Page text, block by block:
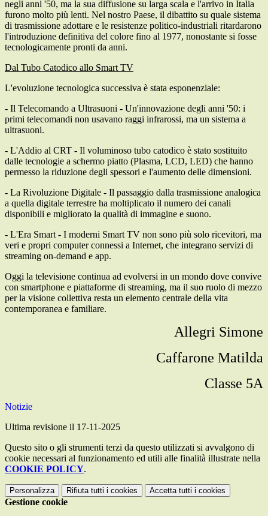
negli anni '50, ma la sua diffusione su larga scala e l'arrivo in Italia
furono molto più lenti. Nel nostro Paese, il dibattito su quale sistema
di trasmissione adottare e le resistenze politico-industriali ritardarono
l'introduzione definitiva del colore fino al 1977, nonostante si fosse
tecnologicamente pronti da anni.
Dal Tubo Catodico allo Smart TV
L'evoluzione tecnologica successiva è stata esponenziale:
- Il Telecomando a Ultrasuoni - Un'innovazione degli anni '50: i
primi telecomandi non usavano raggi infrarossi, ma un sistema a
ultrasuoni.
- L'Addio al CRT - Il voluminoso tubo catodico è stato sostituito
dalle tecnologie a schermo piatto (Plasma, LCD, LED) che hanno
permesso la riduzione degli spessori e l'aumento delle dimensioni.
- La Rivoluzione Digitale - Il passaggio dalla trasmissione analogica
a quella digitale terrestre ha moltiplicato il numero dei canali
disponibili e migliorato la qualità di immagine e suono.
- L'Era Smart - I moderni Smart TV non sono più solo ricevitori, ma
veri e propri computer connessi a Internet, che integrano servizi di
streaming on-demand e app.
Oggi la televisione continua ad evolversi in un mondo dove convive
con smartphone e piattaforme di streaming, ma il suo ruolo di mezzo
per la visione collettiva resta un elemento centrale della vita
contemporanea e familiare.
Allegri Simone
Caffarone Matilda
Classe 5A
Notizie
Ultima revisione il 17-11-2025
Questo sito o gli strumenti terzi da questo utilizzati si avvalgono di
cookie necessari al funzionamento ed utili alle finalità illustrate nella
COOKIE POLICY.
Personalizza Rifiuta tutti i cookies Accetta tutti i cookies
Gestione cookie